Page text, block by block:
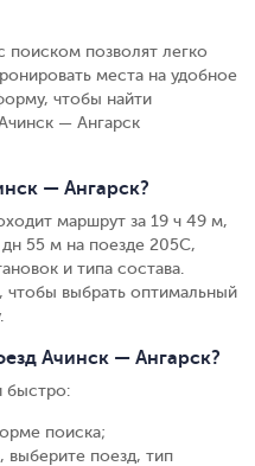
позволят легко
места на удобное
чтобы найти
— Ангарск
— Ангарск?
маршрут за 19 ч 49 м,
55 м на поезде 205С,
и типа состава.
чтобы выбрать оптимальный
Ачинск — Ангарск?
быстро:
поиска;
выберите поезд, тип